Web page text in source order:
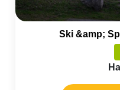
Ski &amp;